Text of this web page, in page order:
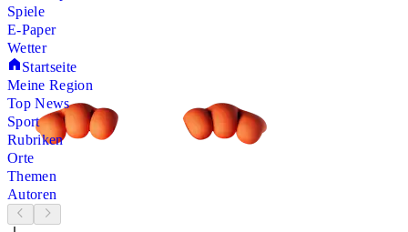
Spiele
E-Paper
Wetter
Startseite
Meine Region
Top News
Sport
Rubriken
Orte
Themen
Autoren